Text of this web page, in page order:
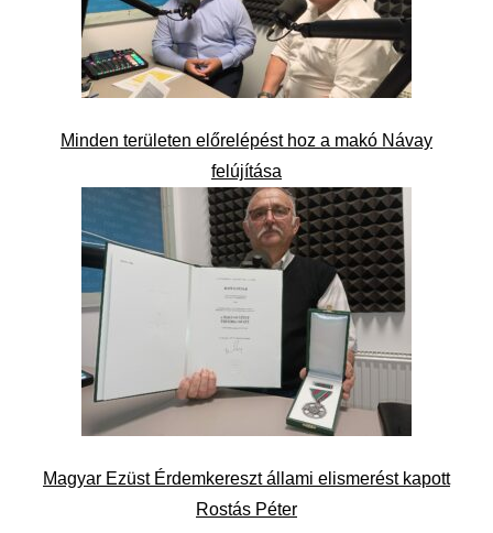
Minden területen előrelépést hoz a makó Návay
felújítása
Magyar Ezüst Érdemkereszt állami elismerést kapott
Rostás Péter